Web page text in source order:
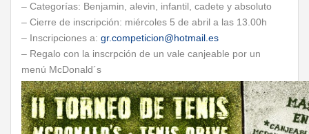
– Categorías: Benjamin, alevin, infantil, cadete y absoluto
– Cierre de inscripción: miércoles 5 de abril a las 13.00h
– Inscripciones a: gr.competicion@hotmail.es
– Regalo con la inscrpción de un vale canjeable por un
menú McDonald´s